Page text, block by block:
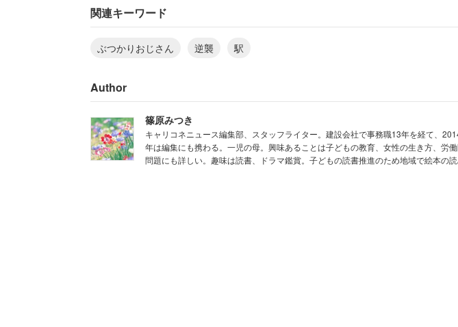
ごった返してるところです」
混雑で押されるのは仕方ないしお互い様だが、わざと小突いてくるな
張り付き」、理詰めの追及を開始した。
「ぶつかったことはすみませんでした。私は謝罪しました。いかがで
関連キーワード
ぶつかりおじさん 逆襲 駅
Author
篠原みつき
キャリコネニュース編集部、スタッフライター。建設会社で事務職13年を経て、
年は編集にも携わる。一児の母。興味あることは子どもの教育、女性の生き方、労
問題にも詳しい。趣味は読書、ドラマ鑑賞。子どもの読書推進のため地域で絵本の読